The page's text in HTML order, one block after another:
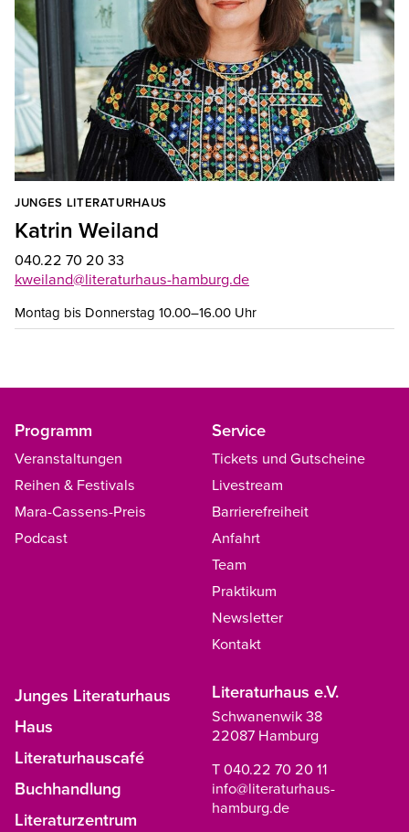
JUNGES LITERATURHAUS
Katrin Weiland
040.22 70 20 33
kweiland@literaturhaus-hamburg.de
Montag bis Donnerstag 10.00–16.00 Uhr
Programm
Veranstaltungen
Reihen & Festivals
Mara-Cassens-Preis
Podcast
Service
Tickets und Gutscheine
Livestream
Barrierefreiheit
Anfahrt
Team
Praktikum
Newsletter
Kontakt
Junges Literaturhaus
Haus
Literaturhauscafé
Buchhandlung
Literaturzentrum
Literaturhaus e.V.
Schwanenwik 38
22087 Hamburg
T 040.22 70 20 11
info@literaturhaus-
hamburg.de